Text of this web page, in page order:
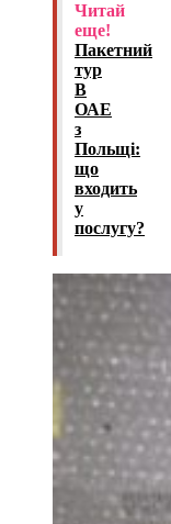
Читай
еще!
Пакетний
тур
В
ОАЕ
з
Польщі:
що
входить
у
послугу?